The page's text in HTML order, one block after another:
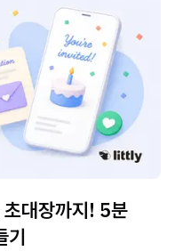
대장까지! 5분
기